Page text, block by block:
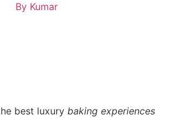
ByKumar
best luxury baking experiences